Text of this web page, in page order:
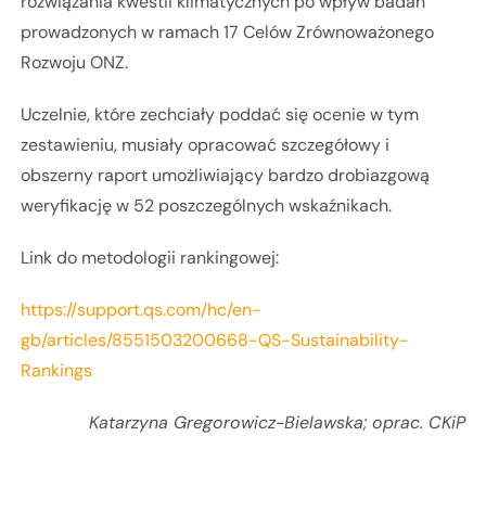
prowadzonych w ramach 17 Celów Zrównoważonego
Rozwoju ONZ.
Uczelnie, które zechciały poddać się ocenie w tym
zestawieniu, musiały opracować szczegółowy i
obszerny raport umożliwiający bardzo drobiazgową
weryfikację w 52 poszczególnych wskaźnikach.
Link do metodologii rankingowej:
https://support.qs.com/hc/en-
gb/articles/8551503200668-QS-Sustainability-
Rankings
Katarzyna Gregorowicz-Bielawska; oprac. CKiP